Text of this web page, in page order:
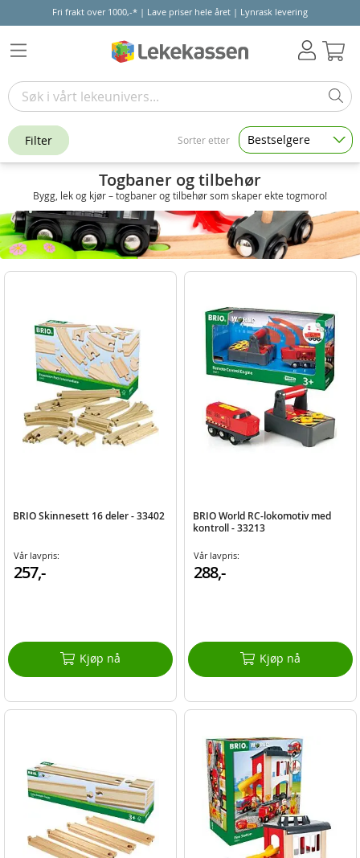
Fri frakt over 1000,-* | Lave priser hele året | Lynrask levering
Togbaner og tilbehør
Bygg, lek og kjør – togbaner og tilbehør som skaper ekte togmoro!
BRIO Skinnesett 16 deler - 33402
Vår lavpris:
257,-
Kjøp nå
BRIO World RC-lokomotiv med
kontroll - 33213
Vår lavpris:
288,-
Kjøp nå
Filter Sorter etter Bestselgere